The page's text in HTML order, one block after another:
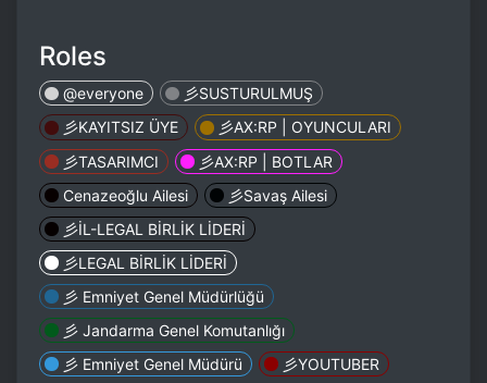
Roles
@everyone
⼺SUSTURULMUŞ
⼺KAYITSIZ ÜYE
⼺AX:RP | OYUNCULARI
⼺TASARIMCI
⼺AX:RP | BOTLAR
Cenazeoğlu Ailesi
⼺Savaş Ailesi
⼺İL-LEGAL BİRLİK LİDERİ
⼺LEGAL BİRLİK LİDERİ
⼺ Emniyet Genel Müdürlüğü
⼺ Jandarma Genel Komutanlığı
⼺ Emniyet Genel Müdürü
⼺YOUTUBER